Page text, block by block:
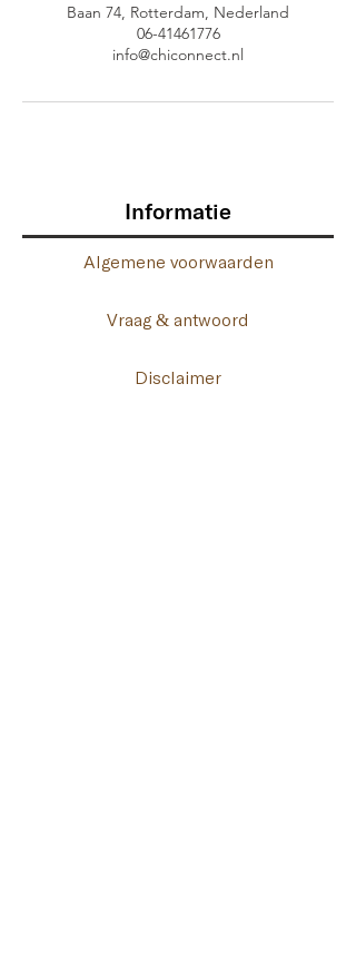
Baan 74, Rotterdam, Nederland
06-41461776
info@chiconnect.nl
Informatie
Algemene voorwaarden
Vraag & antwoord
Disclaimer